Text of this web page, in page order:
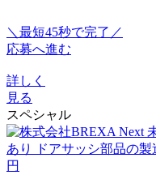
＼最短45秒で完了／
応募へ進む
詳しく
見る
スペシャル